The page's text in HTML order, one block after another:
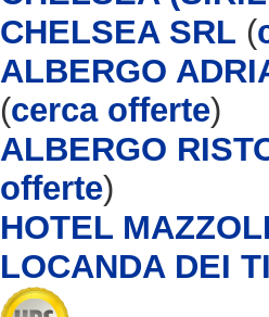
CHELSEA SRL (
ALBERGO
(cerca offerte)
ALBERGO
offerte)
HOTEL
LOCANDA DEI